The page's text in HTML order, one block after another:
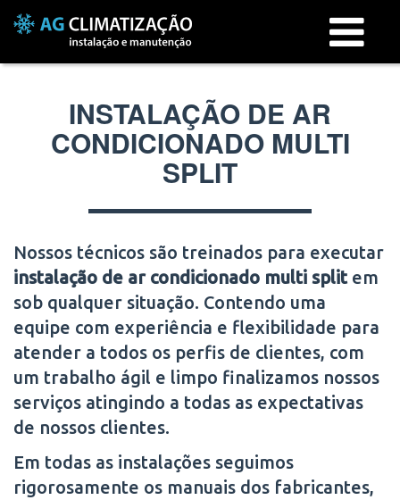
Menu
INSTALAÇÃO DE AR
CONDICIONADO MULTI
SPLIT
Nossos técnicos são treinados para executar
instalação de ar condicionado multi splitem
sob qualquer situação. Contendo uma
equipe com experiência e flexibilidade para
atender a todos os perfis de clientes, com
um trabalho ágil e limpo finalizamos nossos
serviços atingindo a todas as expectativas
de nossos clientes.
Em todas as instalações seguimos
rigorosamente os manuais dos fabricantes,